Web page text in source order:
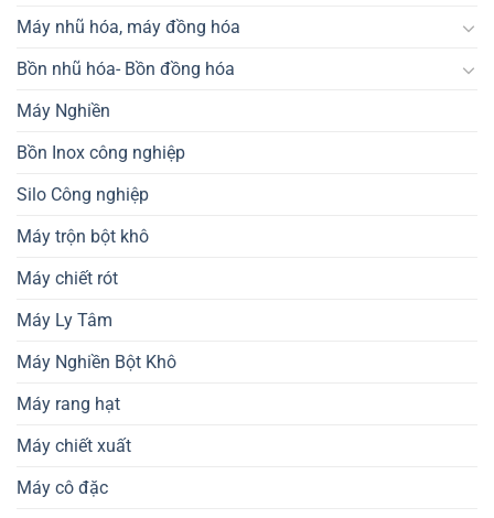
Máy nhũ hóa, máy đồng hóa
Bồn nhũ hóa- Bồn đồng hóa
Máy Nghiền
Bồn Inox công nghiệp
Silo Công nghiệp
Máy trộn bột khô
Máy chiết rót
Máy Ly Tâm
Máy Nghiền Bột Khô
Máy rang hạt
Máy chiết xuất
Máy cô đặc